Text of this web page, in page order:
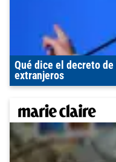
Qué dice el decreto
extranjeros